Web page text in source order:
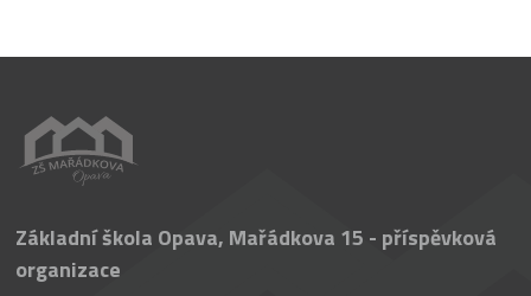
Základní škola Opava, Mařádkova 15 - příspěvková
organizace